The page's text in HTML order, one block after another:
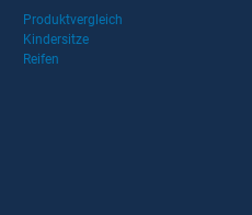
Produktvergleich
Kindersitze
Reifen